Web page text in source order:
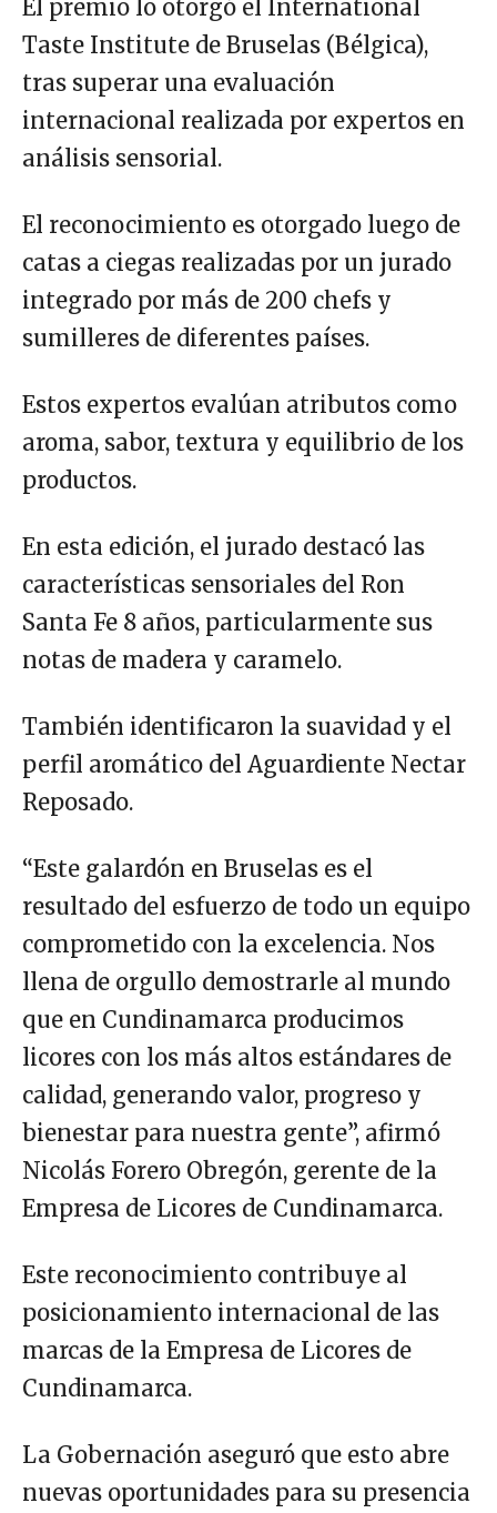
El premio lo otorgó el International
Taste Institute de Bruselas (Bélgica),
tras superar una evaluación
internacional realizada por expertos en
análisis sensorial.
El reconocimiento es otorgado luego de
catas a ciegas realizadas por un jurado
integrado por más de 200 chefs y
sumilleres de diferentes países.
Estos expertos evalúan atributos como
aroma, sabor, textura y equilibrio de los
productos.
En esta edición, el jurado destacó las
características sensoriales del Ron
Santa Fe 8 años, particularmente sus
notas de madera y caramelo.
También identificaron la suavidad y el
perfil aromático del Aguardiente Nectar
Reposado.
“Este galardón en Bruselas es el
resultado del esfuerzo de todo un equipo
comprometido con la excelencia. Nos
llena de orgullo demostrarle al mundo
que en Cundinamarca producimos
licores con los más altos estándares de
calidad, generando valor, progreso y
bienestar para nuestra gente”, afirmó
Nicolás Forero Obregón, gerente de la
Empresa de Licores de Cundinamarca.
Este reconocimiento contribuye al
posicionamiento internacional de las
marcas de la Empresa de Licores de
Cundinamarca.
La Gobernación aseguró que esto abre
nuevas oportunidades para su presencia